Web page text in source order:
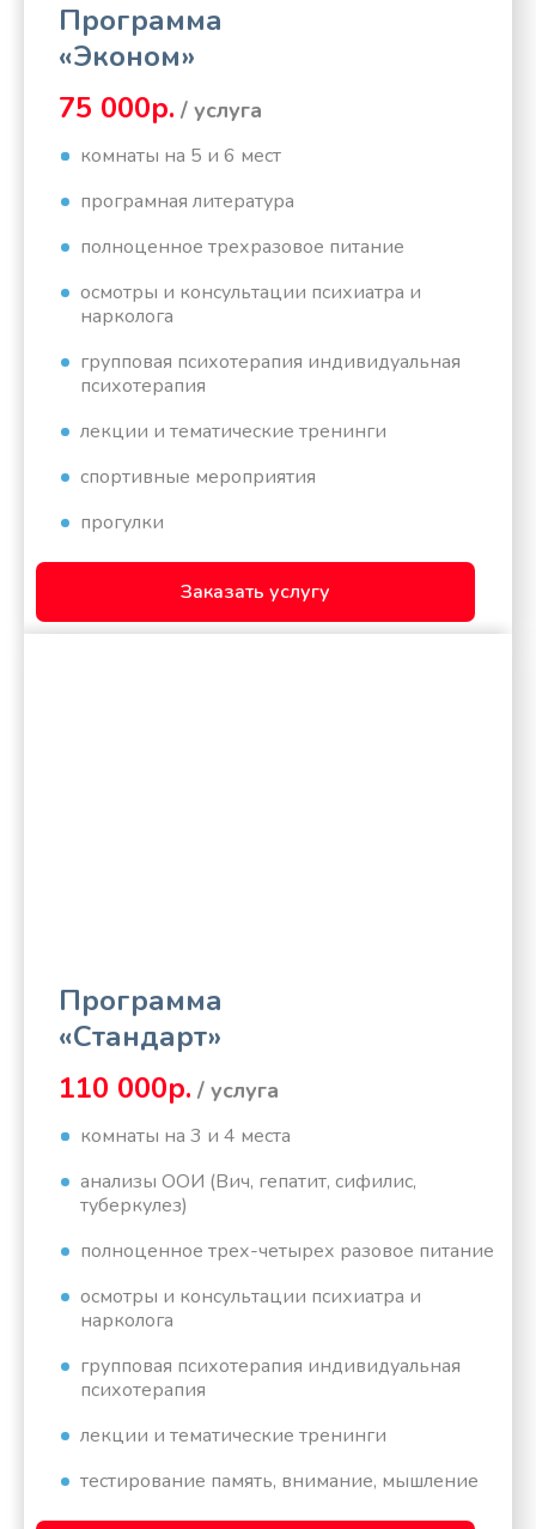
Программа
«Эконом»
75 000р. / услуга
комнаты на 5 и 6 мест
програмная литература
полноценное трехразовое питание
осмотры и консультации психиатра и
нарколога
групповая психотерапия индивидуальная
психотерапия
лекции и тематические тренинги
спортивные мероприятия
прогулки
Заказать услугу
Программа
«Стандарт»
110 000р. / услуга
комнаты на 3 и 4 места
анализы ООИ (Вич, гепатит, сифилис,
туберкулез)
полноценное трех-четырех разовое питание
осмотры и консультации психиатра и
нарколога
групповая психотерапия индивидуальная
психотерапия
лекции и тематические тренинги
тестирование память, внимание, мышление